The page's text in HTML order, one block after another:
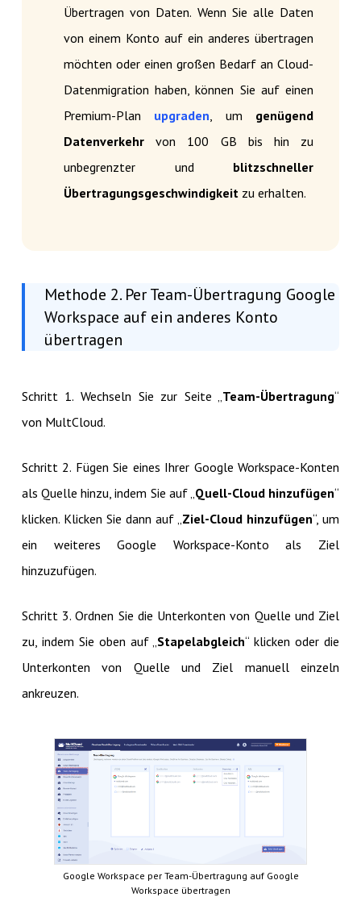
Übertragen von Daten. Wenn Sie alle Daten
von einem Konto auf ein anderes übertragen
möchten oder einen großen Bedarf an Cloud-
Datenmigration haben, können Sie auf einen
Premium-Plan upgraden , um genügend
Datenverkehrvon 100 GB bis hin zu
unbegrenzter und blitzschneller
Übertragungsgeschwindigkeit zu erhalten.
Methode 2. Per Team-Übertragung Google
Workspace auf ein anderes Konto
übertragen
Schritt 1. Wechseln Sie zur Seite „ Team-Übertragung“
von MultCloud.
Schritt 2. Fügen Sie eines Ihrer Google Workspace-Konten
als Quelle hinzu, indem Sie auf „ Quell-Cloud hinzufügen“
klicken. Klicken Sie dann auf „ Ziel-Cloud hinzufügen“, um
ein weiteres Google Workspace-Konto als Ziel
hinzuzufügen.
Schritt 3. Ordnen Sie die Unterkonten von Quelle und Ziel
zu, indem Sie oben auf „ Stapelabgleich“ klicken oder die
Unterkonten von Quelle und Ziel manuell einzeln
ankreuzen.
Google Workspace per Team-Übertragung auf Google
Workspace übertragen